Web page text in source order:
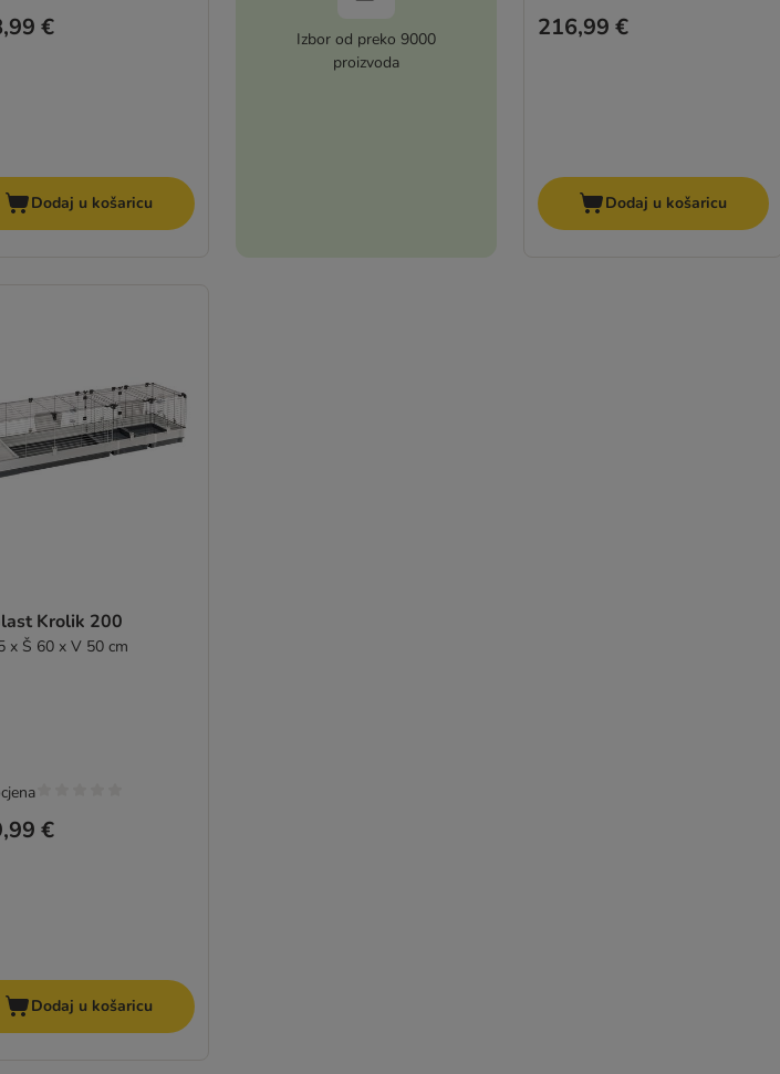
€
Dodaj u košaricu
Izbor od preko 9000
proizvoda
216,99 €
Dodaj u košaricu
Krolik 200
x Š 60 x V 50 cm
€
Dodaj u košaricu